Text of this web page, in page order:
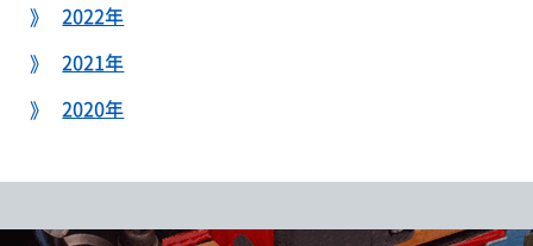
2022年
2021年
2020年